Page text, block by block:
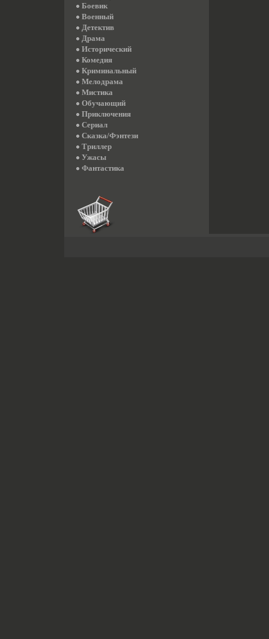
Боевик
Военный
Детектив
Драма
Исторический
Комедия
Криминальный
Мелодрама
Мистика
Обучающий
Приключения
Сериал
Сказка/Фэнтези
Триллер
Ужасы
Фантастика